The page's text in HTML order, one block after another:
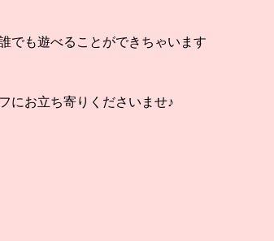
でも遊べることができちゃいます
にお立ち寄りくださいませ♪